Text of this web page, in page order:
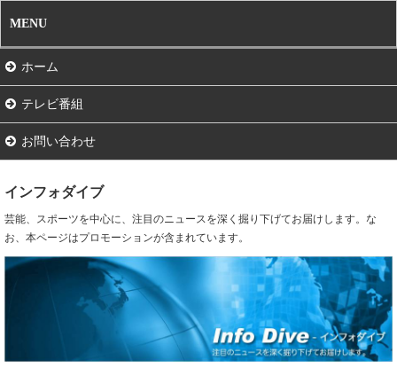
MENU
ホーム
テレビ番組
お問い合わせ
インフォダイブ
芸能、スポーツを中心に、注目のニュースを深く掘り下げてお届けします。な
お、本ページはプロモーションが含まれています。